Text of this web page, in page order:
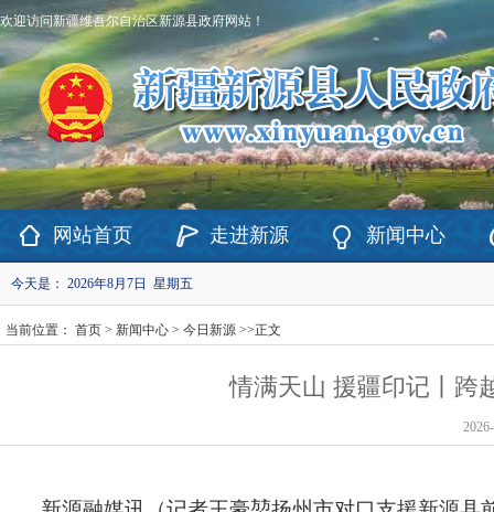
欢迎访问新疆维吾尔自治区新源县政府网站！
网站首页 走进新源 新闻中心
今天是： 2026年8月7日 星期五
当前位置： 首页 > 新闻中心 > 今日新源 >>正文
情满天山 援疆印记丨跨